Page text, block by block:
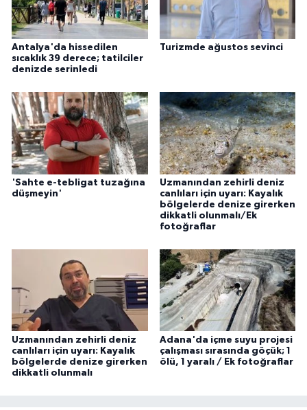
Antalya'da hissedilen
sıcaklık 39 derece; tatilciler
denizde serinledi
Turizmde ağustos sevinci
'Sahte e-tebligat tuzağına
düşmeyin'
Uzmanından zehirli deniz
canlıları için uyarı: Kayalık
bölgelerde denize girerken
dikkatli olunmalı/Ek
fotoğraflar
Uzmanından zehirli deniz
canlıları için uyarı: Kayalık
bölgelerde denize girerken
dikkatli olunmalı
Adana'da içme suyu projesi
çalışması sırasında göçük; 1
ölü, 1 yaralı / Ek fotoğraflar